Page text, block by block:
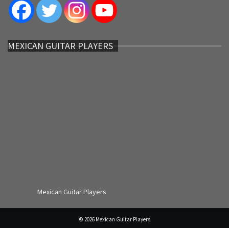
MEXICAN GUITAR PLAYERS
Mexican Guitar Players
© 2026 Mexican Guitar Players